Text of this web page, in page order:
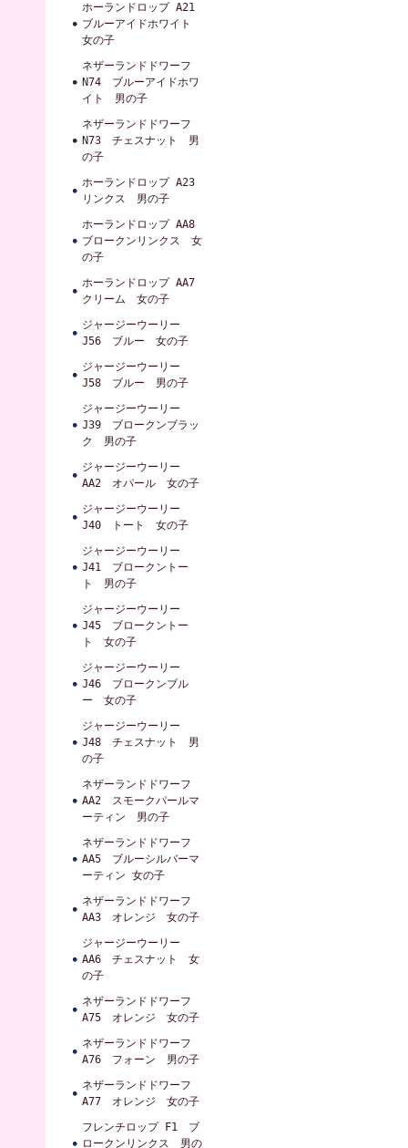
ホーランドロップ A21
ブルーアイドホワイト
女の子
ネザーランドドワーフ
N74 ブルーアイドホワ
イト 男の子
ネザーランドドワーフ
N73 チェスナット 男
の子
ホーランドロップ A23
リンクス 男の子
ホーランドロップ AA8
ブロークンリンクス 女
の子
ホーランドロップ AA7
クリーム 女の子
ジャージーウーリー
J56 ブルー 女の子
ジャージーウーリー
J58 ブルー 男の子
ジャージーウーリー
J39 ブロークンブラッ
ク 男の子
ジャージーウーリー
AA2 オパール 女の子
ジャージーウーリー
J40 トート 女の子
ジャージーウーリー
J41 ブロークントー
ト 男の子
ジャージーウーリー
J45 ブロークントー
ト 女の子
ジャージーウーリー
J46 ブロークンブル
ー 女の子
ジャージーウーリー
J48 チェスナット 男
の子
ネザーランドドワーフ
AA2 スモークパールマ
ーティン 男の子
ネザーランドドワーフ
AA5 ブルーシルバーマ
ーティン 女の子
ネザーランドドワーフ
AA3 オレンジ 女の子
ジャージーウーリー
AA6 チェスナット 女
の子
ネザーランドドワーフ
A75 オレンジ 女の子
ネザーランドドワーフ
A76 フォーン 男の子
ネザーランドドワーフ
A77 オレンジ 女の子
フレンチロップ F1 ブ
ロークンリンクス 男の